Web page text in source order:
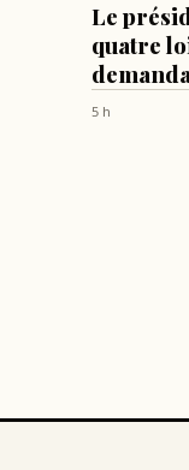
Le
quatre
révision
5 h